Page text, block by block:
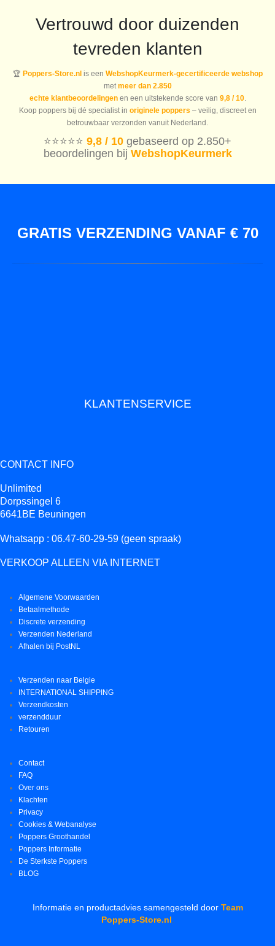
Vertrouwd door duizenden
tevreden klanten
🏆 Poppers-Store.nlis een WebshopKeurmerk-gecertificeerde webshop
met meer dan 2.850
echte klantbeoordelingenen een uitstekende score van 9,8 / 10.
Koop poppers bij dé specialist in originele poppers – veilig, discreet en
betrouwbaar verzonden vanuit Nederland.
⭐️⭐️⭐️⭐️⭐️ 9,8 / 10 gebaseerd op 2.850+
beoordelingen bij WebshopKeurmerk
GRATIS VERZENDING VANAF € 70
KLANTENSERVICE
CONTACT INFO
Unlimited
Dorpssingel 6
6641BE Beuningen
Whatsapp : 06.47-60-29-59 (geen spraak)
VERKOOP ALLEEN VIA INTERNET
Algemene Voorwaarden
Betaalmethode
Discrete verzending
Verzenden Nederland
Afhalen bij PostNL
Verzenden naar Belgie
INTERNATIONAL SHIPPING
Verzendkosten
verzendduur
Retouren
Contact
FAQ
Over ons
Klachten
Privacy
Cookies & Webanalyse
Poppers Groothandel
Poppers Informatie
De Sterkste Poppers
BLOG
Informatie en productadvies samengesteld door Team
Poppers-Store.nl